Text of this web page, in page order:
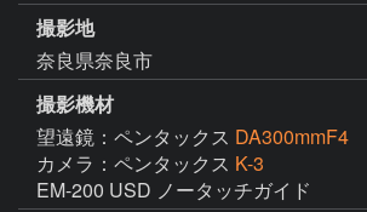
撮影地
奈良県奈良市
撮影機材
望遠鏡：ペンタックス DA300mmF4
カメラ：ペンタックス K-3
EM-200 USD ノータッチガイド